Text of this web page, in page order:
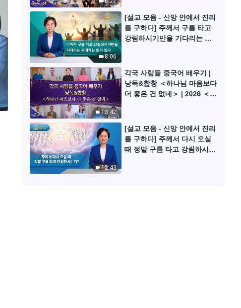
4:44
4:48
찬양 댄스 ＜하나님이 가장 좋네＞
3:29
찬양 댄스 ＜나는 하나님만 따르리
5:00
찬양 댄스 ＜사랑하는 이여, 난 당
신을 찾고 있어요＞
8:06
[설교 모음 - 신앙 안에서 진리
를 구하다] 주께서 구름 타고
강림하시기만을 기다리는 자
13:42
각국 사람들 중국어 배우기 |
낭독&합창 ＜하나님 마음보다
더 좋은 건 없네＞ | 2026 ＜찬
12:43
[설교 모음 - 신앙 안에서 진리
를 구하다] 주께서 다시 오실
때 정말 구름 타고 강림하시는